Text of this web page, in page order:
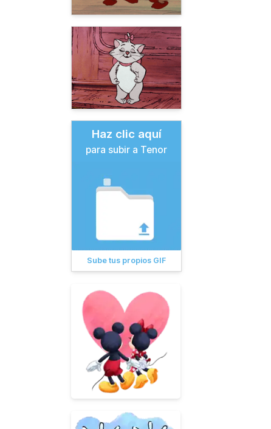
Haz clic aquí
para subir a Tenor
Sube tus propios GIF